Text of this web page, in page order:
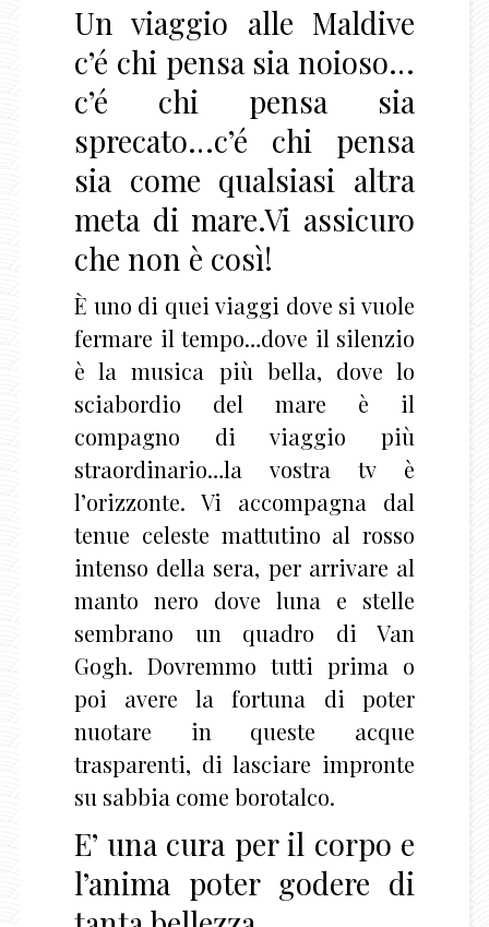
Un viaggio alle Maldive
c’é chi pensa sia noioso…
c’é chi pensa sia
sprecato…c’é chi pensa
sia come qualsiasi altra
meta di mare.Vi assicuro
che non è così!
È uno di quei viaggi dove si vuole
fermare il tempo…dove il silenzio
è la musica più bella, dove lo
sciabordio del mare è il
compagno di viaggio più
straordinario…la vostra tv è
l’orizzonte. Vi accompagna dal
tenue celeste mattutino al rosso
intenso della sera, per arrivare al
manto nero dove luna e stelle
sembrano un quadro di Van
Gogh. Dovremmo tutti prima o
poi avere la fortuna di poter
nuotare in queste acque
trasparenti, di lasciare impronte
su sabbia come borotalco.
E’ una cura per il corpo e
l’anima poter godere di